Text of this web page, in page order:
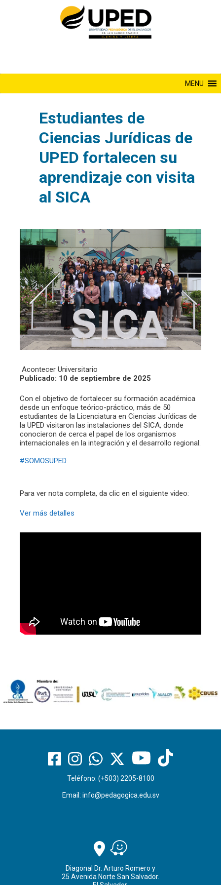
MENU
Estudiantes de
Ciencias Jurídicas de
UPED fortalecen su
aprendizaje con visita
al SICA
Acontecer Universitario
Publicado: 10 de septiembre de 2025
Con el objetivo de fortalecer su formación académica
desde un enfoque teórico-práctico, más de 50
estudiantes de la Licenciatura en Ciencias Jurídicas de
la UPED visitaron las instalaciones del SICA, donde
conocieron de cerca el papel de los organismos
internacionales en la integración y el desarrollo regional.
#SOMOSUPED
Para ver nota completa, da clic en el siguiente video:
Ver más detalles
Teléfono: (+503) 2205-8100
Email: info@pedagogica.edu.sv
Diagonal Dr. Arturo Romero y
25 Avenida Norte San Salvador.